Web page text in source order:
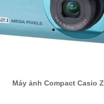
Máy ảnh Compact Casio